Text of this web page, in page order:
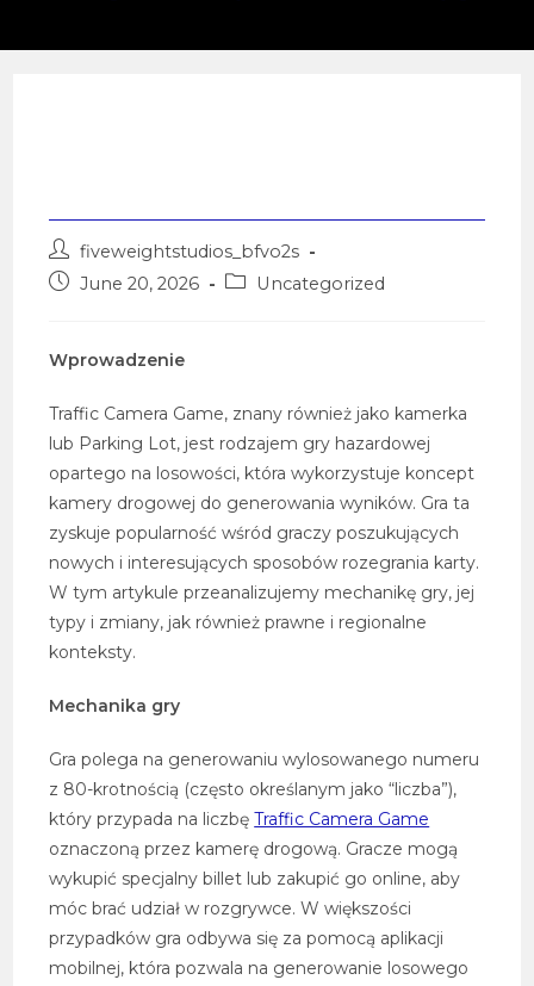
Post
author:
fiveweightstudios_bfvo2s
PostJune 20, 2026
PostUncategorized
Wprowadzenie
Traffic Camera Game, znany również jako kamerka
lub Parking Lot, jest rodzajem gry hazardowej
opartego na losowości, która wykorzystuje koncept
kamery drogowej do generowania wyników. Gra ta
zyskuje popularność wśród graczy poszukujących
nowych i interesujących sposobów rozegrania karty.
W tym artykule przeanalizujemy mechanikę gry, jej
typy i zmiany, jak również prawne i regionalne
konteksty.
Mechanika gry
Gra polega na generowaniu wylosowanego numeru
z 80-krotnością (często określanym jako “liczba”),
który przypada na liczbęTraffic Camera Game
oznaczoną przez kamerę drogową. Gracze mogą
wykupić specjalny billet lub zakupić go online, aby
móc brać udział w rozgrywce. W większości
przypadków gra odbywa się za pomocą aplikacji
mobilnej, która pozwala na generowanie losowego